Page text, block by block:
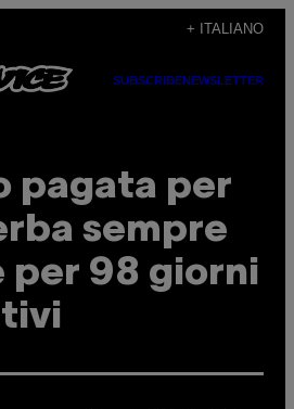
+ ITALIANO
SUBSCRIBENEWSLETTER
pagata per
sempre
per 98 giorni